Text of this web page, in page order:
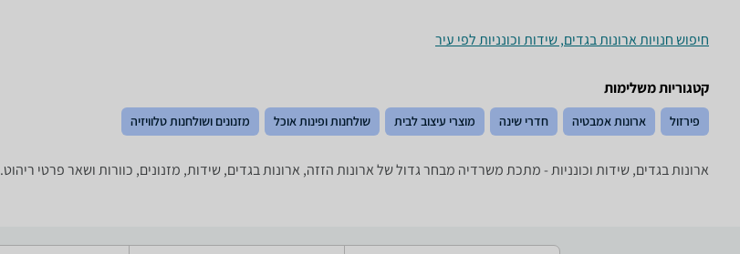
חיפוש חנויות ארונות בגדים, שידות וכונניות לפי עיר
קטגוריות משלימות
פירזול ארונות אמבטיה חדרי שינה מוצרי עיצוב לבית שולחנות ופינות אוכל מזנונים ושולחנות טלוויזיה
ארונות בגדים, שידות וכונניות - ‏מתכת ‏משרדיה מבחר גדול של ארונות הזזה, ארונות בגדים, שידות, מזנונים, כוורות ושאר פרטי ריהוט.